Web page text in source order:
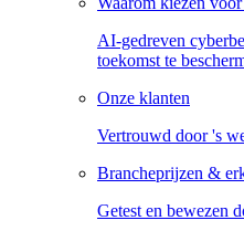
AI-gedreven
toekomst te
Onze klanten
Vertrouwd door 's
Brancheprijzen &
Getest en bewezen